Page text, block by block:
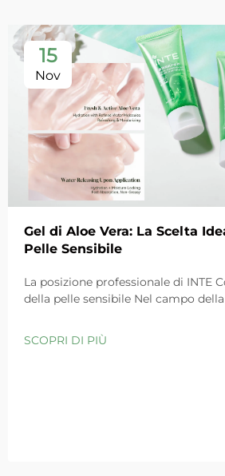
15
Nov
Gel di Aloe Vera: La Scelta
Pelle Sensibile
La posizione professionale di INTE
della pelle sensibile Nel campo
ingrediente particolarmente
eccezionali proprietà lenitive. Come
SCOPRI DI PIÙ